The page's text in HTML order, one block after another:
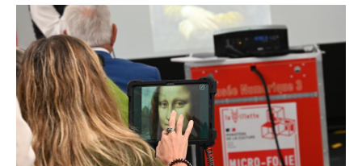
La Micro-Folie itinérante Alpes Provence Verdon s'installe
à Barrême ! La Micro-Folie c'est un musée numérique, un
espace de réalité virtuelle, un fablab et une ludothèque.
Une programmation riche et ludique vous attend pour
petits et grands.